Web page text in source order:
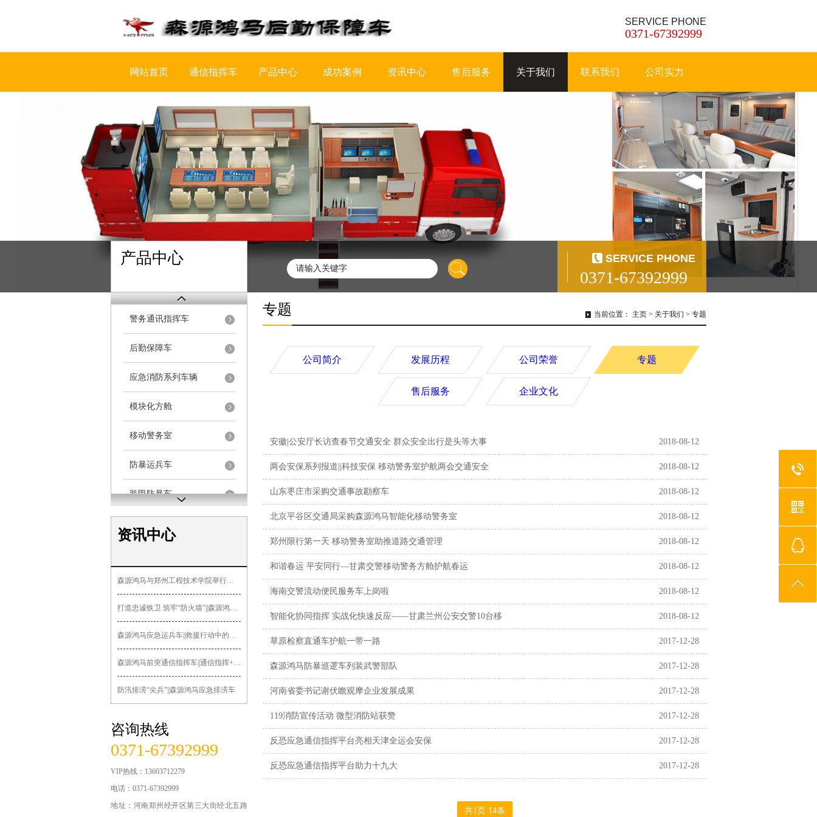
SERVICE PHONE
0371-67392999
网站首页 通信指挥车 产品中心 成功案例 资讯中心 售后服务 关于我们 联系我们 公司实力
产品中心 SERVICE PHONE
0371-67392999
警务通讯指挥车
后勤保障车
应急消防系列车辆
模块化方舱
移动警务室
防暴运兵车
装甲防暴车
无人机指挥车
医疗急救系列
锂电公务车
交通系列车辆
法院检察院车辆
食品药品监管车辆
城管系列车辆
资讯中心
森源鸿马与郑州工程技术学院举行签约授牌暨“郑工森源鸿马汽车造
打造忠诚铁卫 筑牢“防火墙”||森源鸿马多功能押解车发往黑龙
森源鸿马应急运兵车||救援行动中的关键力量
森源鸿马前突通信指挥车||通信指挥+先遣突击
防汛排涝“尖兵”||森源鸿马应急排涝车
咨询热线
0371-67392999
VIP热线：13603712279
电话：0371-67392999
地址：河南郑州经开区第三大街经北五路
专题 当前位置： 主页 > 关于我们 > 专题
公司简介 发展历程 公司荣誉 专题
售后服务 企业文化
安徽|公安厅长访查春节交通安全 群众安全出行是头等大事 2018-08-12
两会安保系列报道||科技安保 移动警务室护航两会交通安全 2018-08-12
山东枣庄市采购交通事故勘察车 2018-08-12
北京平谷区交通局采购森源鸿马智能化移动警务室 2018-08-12
郑州限行第一天 移动警务室助推道路交通管理 2018-08-12
和谐春运 平安同行—甘肃交警移动警务方舱护航春运 2018-08-12
海南交警流动便民服务车上岗啦 2018-08-12
智能化协同指挥 实战化快速反应——甘肃兰州公安交警10台移 2018-08-12
草原检察直通车护航一带一路 2017-12-28
森源鸿马防暴巡逻车列装武警部队 2017-12-28
河南省委书记谢伏瞻观摩企业发展成果 2017-12-28
119消防宣传活动 微型消防站获赞 2017-12-28
反恐应急通信指挥平台亮相天津全运会安保 2017-12-28
反恐应急通信指挥平台助力十九大 2017-12-28
共1页 14条